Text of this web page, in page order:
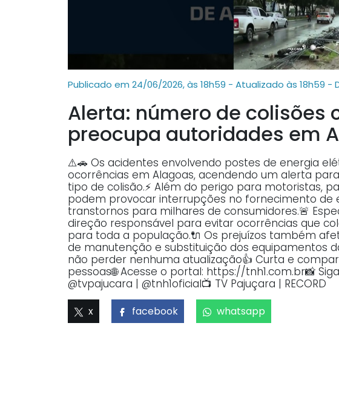
Publicado em 24/06/2026, às 18h59 - Atualizado às 18h59 -
Alerta: número de colisões
preocupa autoridades em
⚠️🚗 Os acidentes envolvendo postes de energia
ocorrências em Alagoas, acendendo um alerta
tipo de colisão.⚡ Além do perigo para motoristas,
podem provocar interrupções no fornecimento de
transtornos para milhares de consumidores.🚨
direção responsável para evitar ocorrências que
para toda a população.🔌 Os prejuízos também
de manutenção e substituição dos equipamentos
não perder nenhuma atualização👍 Curta e
pessoas🌐 Acesse o portal: https://tnh1.com.br📸
@tvpajucara | @tnh1oficial📺 TV Pajuçara | RECORD
x facebook whatsapp